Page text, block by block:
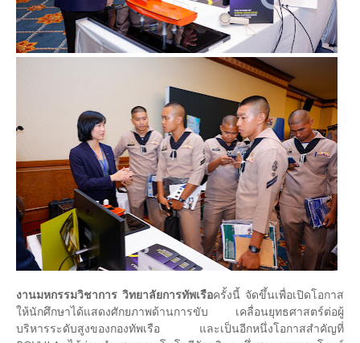
งานมหกรรมวิชาการ วิทยาลัยการทัพเรือครั้งนี้ จัดขึ้นเพื่อเปิดโอกาส
ให้นักศึกษาได้แสดงศักยภาพด้านการขับ เคลื่อนยุทธศาสตร์ต่อผู้
บริหารระดับสูงของกองทัพเรือ และเป็นอีกหนึ่งโอกาสสำคัญที่